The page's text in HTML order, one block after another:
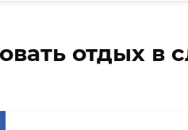
отдых в